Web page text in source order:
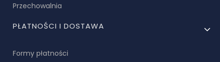
Przechowalnia
PŁATNOŚCI I DOSTAWA
Formy płatności